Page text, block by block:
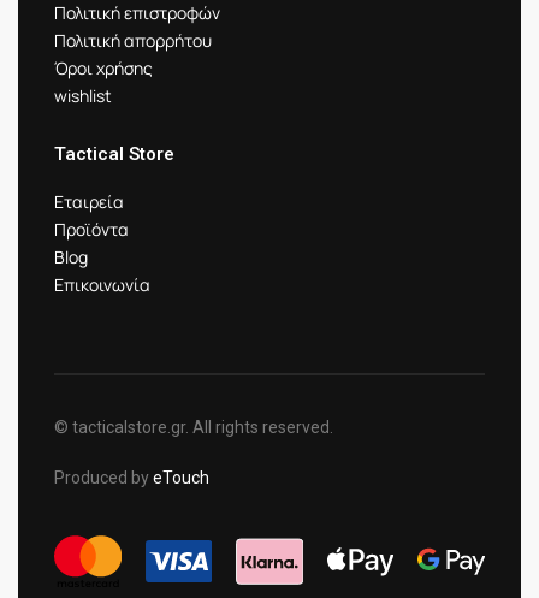
Πολιτική επιστροφών
Πολιτική απορρήτου
Όροι χρήσης
wishlist
Tactical Store
Εταιρεία
Προϊόντα
Blog
Επικοινωνία
© tacticalstore.gr. All rights reserved.
Produced byeTouch